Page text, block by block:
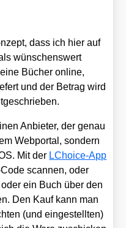
dass ich hier auf
wün­schens­wert
Bücher online,
und der Betrag wird
Anbie­ter, der genau
Web­por­tal, son­dern
Mit der LChoice-App
scan­nen, oder
ein Buch über den
Den Kauf kann man
(und ein­ge­stell­ten)